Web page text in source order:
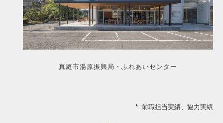
真庭市湯原振興局・ふれあいセンター
* :前職担当実績、協力実績